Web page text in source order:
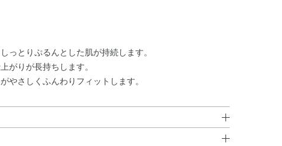
っとりぷるんとした肌が持続します。
がりが長持ちします。
やさしくふんわりフィットします。